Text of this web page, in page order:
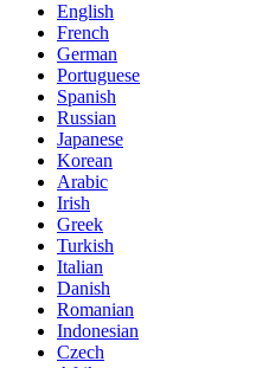
English
French
German
Portuguese
Spanish
Russian
Japanese
Korean
Arabic
Irish
Greek
Turkish
Italian
Danish
Romanian
Indonesian
Czech